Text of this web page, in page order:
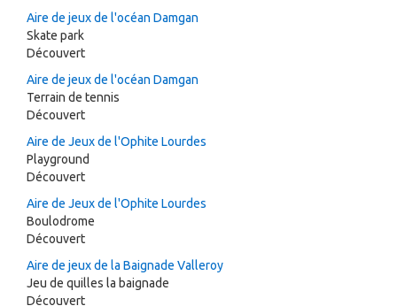
Aire de jeux de l'océan Damgan
Skate park
Découvert
Aire de jeux de l'océan Damgan
Terrain de tennis
Découvert
Aire de Jeux de l'Ophite Lourdes
Playground
Découvert
Aire de Jeux de l'Ophite Lourdes
Boulodrome
Découvert
Aire de jeux de la Baignade Valleroy
Jeu de quilles la baignade
Découvert